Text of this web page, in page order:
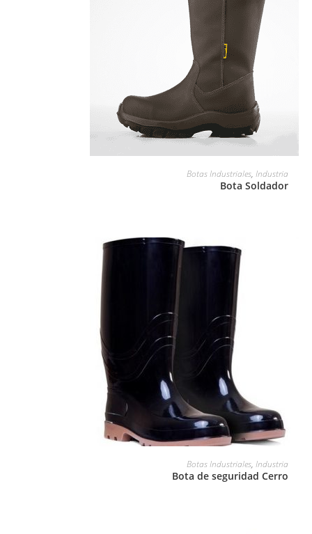
Botas Industriales,Industria
Bota Soldador
Botas Industriales,Industria
Bota de seguridad Cerro